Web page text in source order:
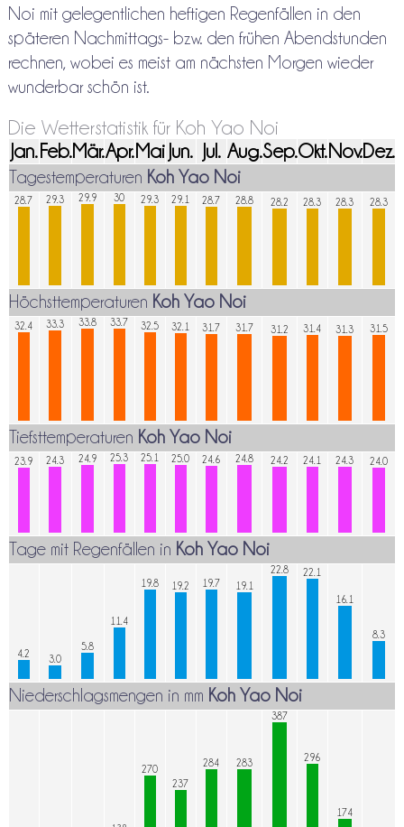
Noi mit gelegentlichen heftigen Regenfällen in den
späteren Nachmittags- bzw. den frühen Abendstunden
rechnen, wobei es meist am nächsten Morgen wieder
wunderbar schön ist.
Die Wetterstatistik für Koh Yao Noi
Jan. Feb.Mär.Apr. Mai Jun. Jul. Aug.Sep.Okt.Nov.Dez.
Tagestemperaturen Koh Yao Noi
28.7 29.3 29.9 30 29.3 29.1 28.7 28.8 28.2 28.3 28.3 28.3
Höchsttemperaturen Koh Yao Noi
32.4 33.3 33.8 33.7 32.5 32.1 31.7 31.7 31.2 31.4 31.3 31.5
Tiefsttemperaturen Koh Yao Noi
23.9 24.3 24.9 25.3 25.1 25.0 24.6 24.8 24.2 24.1 24.3 24.0
Tage mit Regenfällen in Koh Yao Noi
4.2 3.0
5.8
11.4
19.8 19.2 19.7 19.1
22.8 22.1
16.1
8.3
Niederschlagsmengen in mm Koh Yao Noi
270
237
284 283
387
296
174